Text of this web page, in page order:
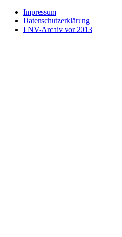
Impressum
Datenschutzerklärung
LNV-Archiv vor 2013